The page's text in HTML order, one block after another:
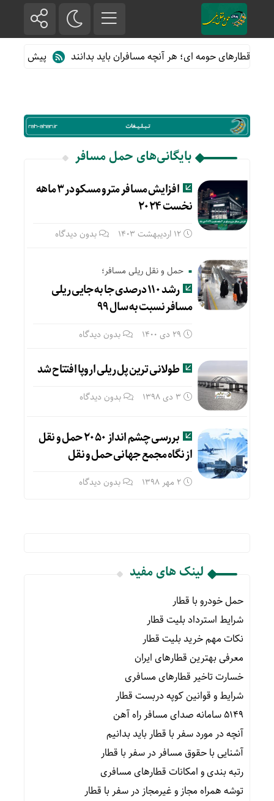
از قطارهای حومه ای؛ هر آنچه مسافران باید بدانند پیش فروش
بایگانی‌های حمل مسافر
افزایش مسافر مترو مسکو در ۳ ماهه
نخست ۲۰۲۴
12 اردیبهشت 1403 بدون دیدگاه
حمل و نقل ریلی مسافر؛
رشد ۱۱۰ درصدی جا به جایی ریلی
مسافر نسبت به سال ۹۹
29 دی 1400 بدون دیدگاه
طولانی ترین پل ریلی اروپا افتتاح شد
3 دی 1398 بدون دیدگاه
بررسی چشم انداز ۲۰۵۰ حمل و نقل
از نگاه مجمع جهانی حمل و نقل
2 مهر 1398 بدون دیدگاه
لینک های مفید
حمل خودرو با قطار
شرایط استرداد بلیت قطار
نکات مهم خرید بلیت قطار
معرفی بهترین قطارهای ایران
خسارت تاخیر قطارهای مسافری
شرایط و قوانین کوپه دربست قطار
۵۱۴۹ سامانه صدای مسافر راه آهن
آنچه در مورد سفر با قطار باید بدانیم
آشنایی با حقوق مسافر در سفر با قطار
رتبه بندی و امکانات قطارهای مسافری
توشه همراه مجاز و غیرمجاز در سفر با قطار